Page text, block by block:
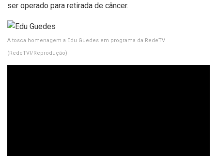
ser operado para retirada de câncer.
A tosca homenagem a Edu Guedes em programa da RedeTV
(RedeTV!/Reprodução)